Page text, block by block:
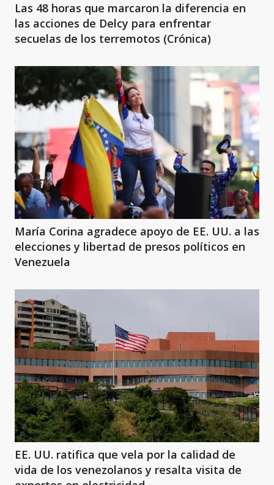
Las 48 horas que marcaron la diferencia en
las acciones de Delcy para enfrentar
secuelas de los terremotos (Crónica)
María Corina agradece apoyo de EE. UU. a las
elecciones y libertad de presos políticos en
Venezuela
EE. UU. ratifica que vela por la calidad de
vida de los venezolanos y resalta visita de